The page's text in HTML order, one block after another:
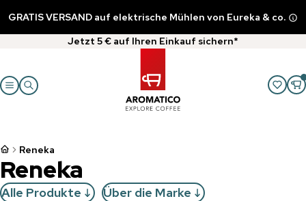
GRATIS VERSAND auf elektrische Mühlen von Eureka & co.
Jetzt 5 € auf Ihren Einkauf sichern*
Reneka
Reneka
Alle Produkte
Über die Marke